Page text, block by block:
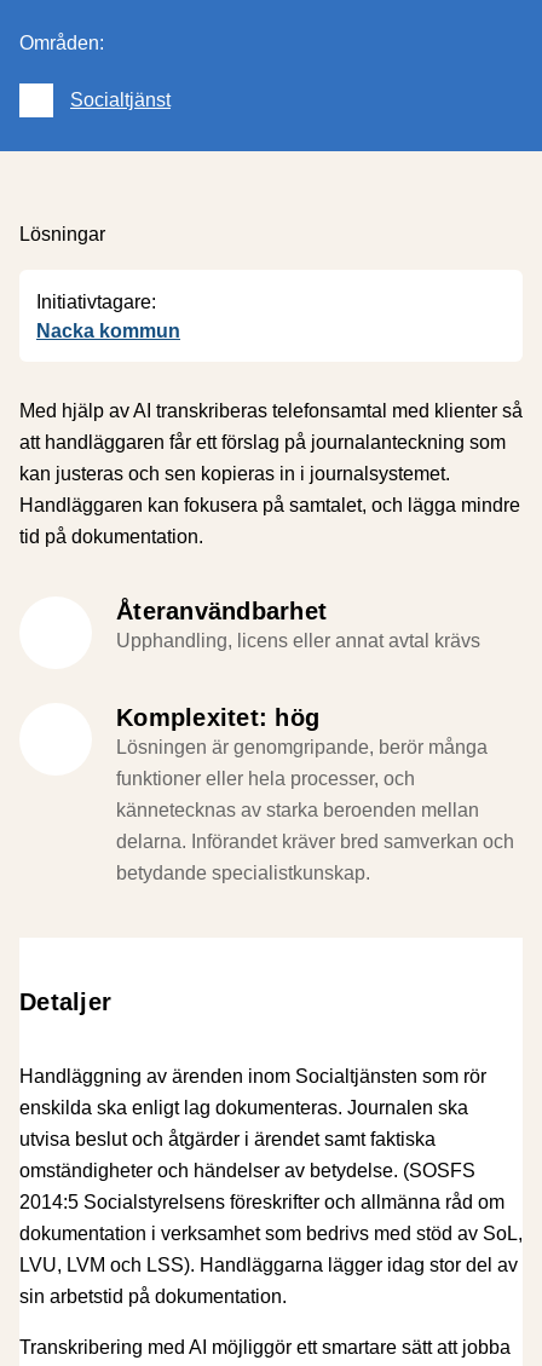
Områden:
Socialtjänst
Lösningar
Initiativtagare:
Nacka kommun
Med hjälp av AI transkriberas telefonsamtal med klienter så
att handläggaren får ett förslag på journalanteckning som
kan justeras och sen kopieras in i journalsystemet.
Handläggaren kan fokusera på samtalet, och lägga mindre
tid på dokumentation.
Återanvändbarhet
Upphandling, licens eller annat avtal krävs
Komplexitet: hög
Lösningen är genomgripande, berör många
funktioner eller hela processer, och
kännetecknas av starka beroenden mellan
delarna. Införandet kräver bred samverkan och
betydande specialistkunskap.
Detaljer
Handläggning av ärenden inom Socialtjänsten som rör
enskilda ska enligt lag dokumenteras. Journalen ska
utvisa beslut och åtgärder i ärendet samt faktiska
omständigheter och händelser av betydelse. (SOSFS
2014:5 Socialstyrelsens föreskrifter och allmänna råd om
dokumentation i verksamhet som bedrivs med stöd av SoL,
LVU, LVM och LSS). Handläggarna lägger idag stor del av
sin arbetstid på dokumentation.
Transkribering med AI möjliggör ett smartare sätt att jobba